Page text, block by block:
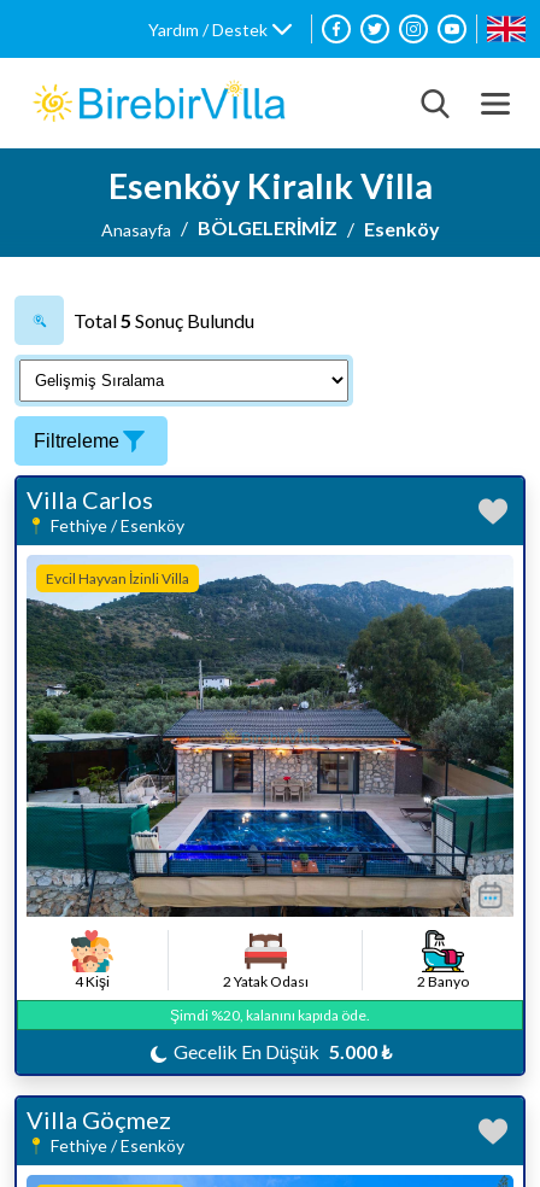
Yardım / Destek
Esenköy Kiralık Villa
Anasayfa BÖLGELERİMİZ Esenköy
Total5 Sonuç Bulundu
Filtreleme
Villa Carlos
Fethiye / Esenköy
Evcil Hayvan İzinli Villa
4 Kişi 2 Yatak Odası
2 Banyo
Şimdi %20, kalanını kapıda öde.
Gecelik En Düşük 5.000 ₺
Villa Göçmez
Fethiye / Esenköy